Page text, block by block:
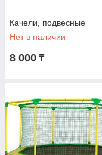
Качели, подвесные
Нет в наличии
8 000 ₸